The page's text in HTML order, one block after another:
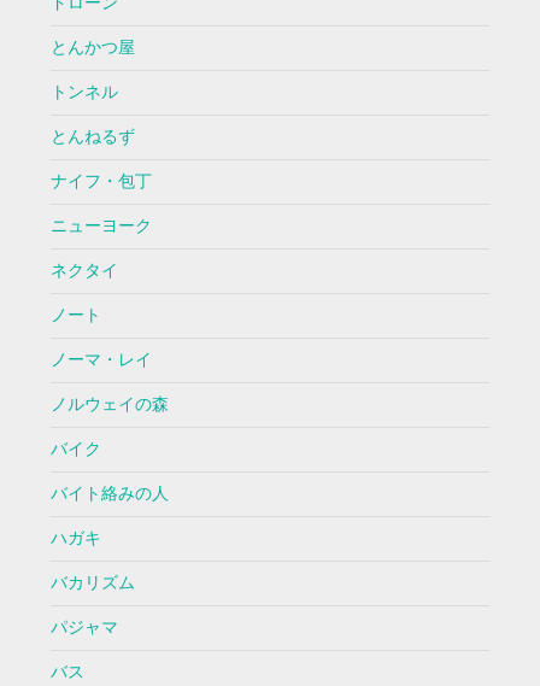
とんかつ屋
トンネル
とんねるず
ナイフ・包丁
ニューヨーク
ネクタイ
ノート
ノーマ・レイ
ノルウェイの森
バイク
バイト絡みの人
ハガキ
バカリズム
パジャマ
バス